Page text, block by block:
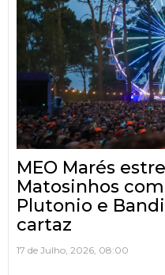
MEO Marés
Matosinhos
Plutonio e
cartaz
17 de Julho, 2026, 08:00